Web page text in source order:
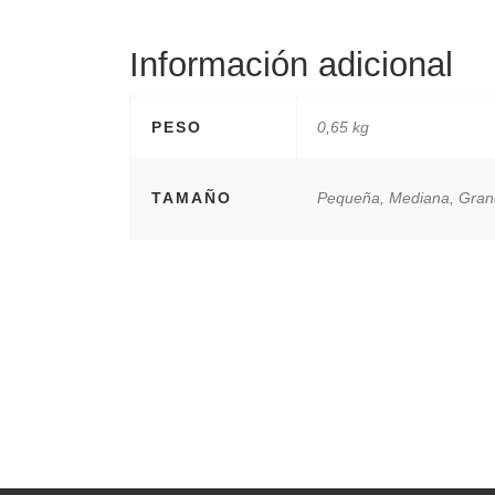
Información adicional
PESO 0,65 kg
TAMAÑO Pequeña, Mediana,